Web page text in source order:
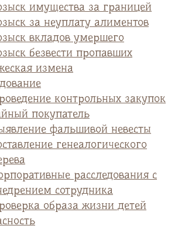
имущества за границей
за неуплату алиментов
вкладов умершего
безвести пропавших
измена
контрольных закупок
покупатель
фальшивой невесты
генеалогического
расследования с
сотрудника
образа жизни детей